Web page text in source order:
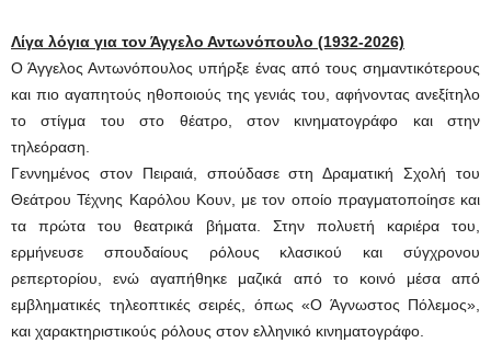
Λίγα λόγια για τον Άγγελο Αντωνόπουλο (1932-2026)
Ο Άγγελος Αντωνόπουλος υπήρξε ένας από τους σημαντικότερους
και πιο αγαπητούς ηθοποιούς της γενιάς του, αφήνοντας ανεξίτηλο
το στίγμα του στο θέατρο, στον κινηματογράφο και στην
τηλεόραση.
Γεννημένος στον Πειραιά, σπούδασε στη Δραματική Σχολή του
Θεάτρου Τέχνης Καρόλου Κουν, με τον οποίο πραγματοποίησε και
τα πρώτα του θεατρικά βήματα. Στην πολυετή καριέρα του,
ερμήνευσε σπουδαίους ρόλους κλασικού και σύγχρονου
ρεπερτορίου, ενώ αγαπήθηκε μαζικά από το κοινό μέσα από
εμβληματικές τηλεοπτικές σειρές, όπως «Ο Άγνωστος Πόλεμος»,
και χαρακτηριστικούς ρόλους στον ελληνικό κινηματογράφο.